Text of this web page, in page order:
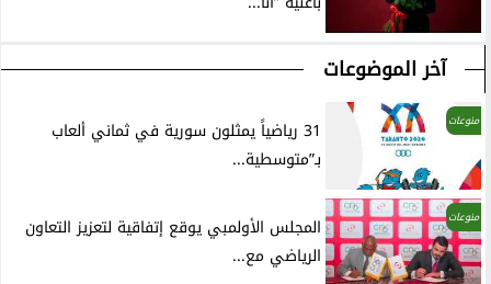
آخر الموضوعات
منوعات
31 رياضياً يمثلون سورية في ثماني ألعاب
بـ”متوسطية...
منوعات
المجلس الأولمبي يوقع إتفاقية لتعزيز التعاون
الرياضي مع...